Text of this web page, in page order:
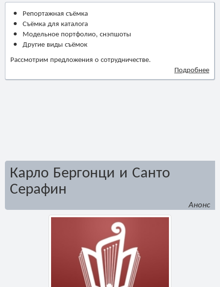
Репортажная съёмка
Съёмка для каталога
Модельное портфолио, снэпшоты
Другие виды съёмок
Рассмотрим предложения о сотрудничестве.
Подробнее
Карло Бергонци и Санто
Серафин
Анонс